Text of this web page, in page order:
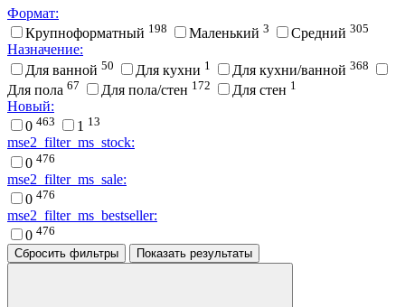
Формат:
Крупноформатный 198 Маленький 3 Средний 305
Назначение:
Для ванной 50 Для кухни 1 Для кухни/ванной 368
Для пола 67 Для пола/стен 172 Для стен 1
Новый:
0 463 1 13
mse2_filter_ms_stock:
0 476
mse2_filter_ms_sale:
0 476
mse2_filter_ms_bestseller:
0 476
Сбросить фильтры
Показать результаты